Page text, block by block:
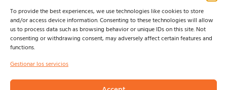
To provide the best experiences, we use technologies like cookies to store
and/or access device information. Consenting to these technologies will allow
us to process data such as browsing behavior or unique IDs on this site. Not
consenting or withdrawing consent, may adversely affect certain features and
functions.
Gestionar los servicios
SONORAMA RIBERA 26
JUEVES